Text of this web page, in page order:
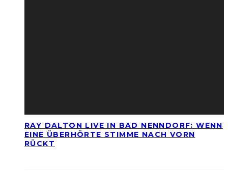
RAY DALTON LIVE IN BAD NENNDORF: WENN
EINE ÜBERHÖRTE STIMME NACH VORN
RÜCKT